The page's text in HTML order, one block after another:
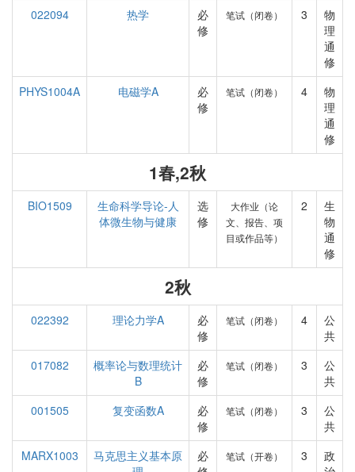
022094
热学
必
修
笔试（闭卷） 3
物
理
通
修
PHYS1004A
电磁学A
必
修
笔试（闭卷） 4
物
理
通
修
1春,2秋
BIO1509
生命科学导论-人
体微生物与健康
选
修
大作业（论
文、报告、项
目或作品等）
2
生
物
通
修
2秋
022392 理论力学A
必
修
笔试（闭卷） 4
公
共
017082
概率论与数理统计
B
必
修
笔试（闭卷） 3
公
共
001505
复变函数A
必
修
笔试（闭卷） 3
公
共
MARX1003
马克思主义基本原
必
笔试（开卷） 3
政